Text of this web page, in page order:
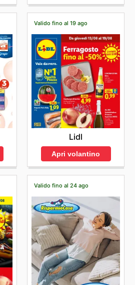
Valido fino al 19 ago
Lidl
Apri volantino
Valido fino al 24 ago